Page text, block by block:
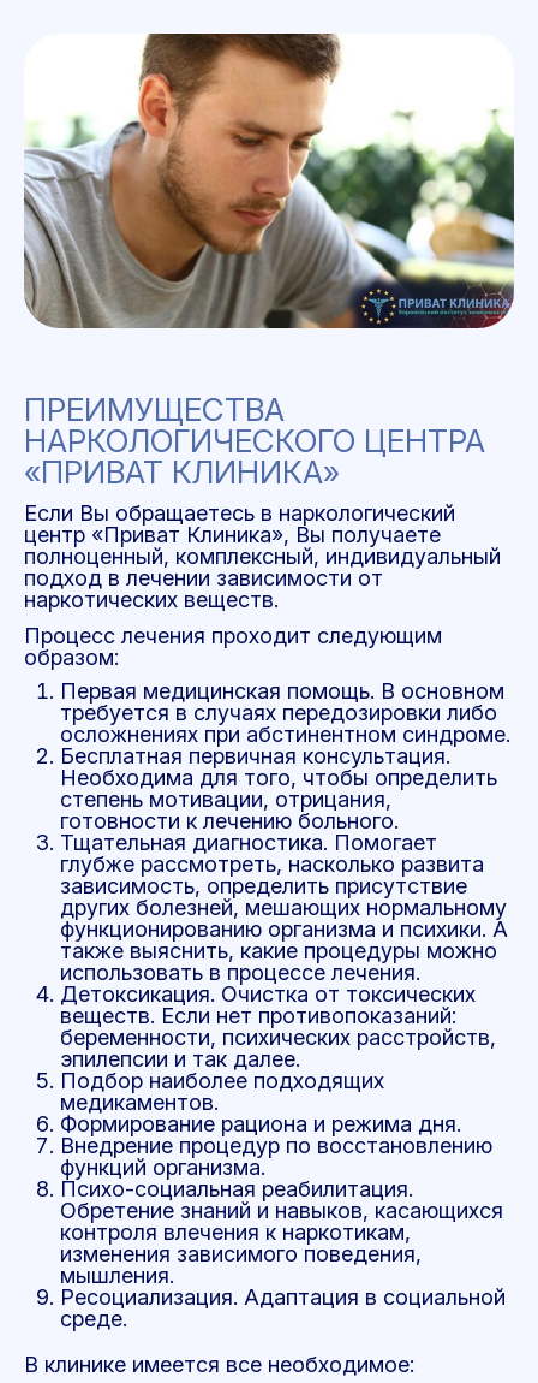
ПРЕИМУЩЕСТВА
НАРКОЛОГИЧЕСКОГО ЦЕНТРА
«ПРИВАТ КЛИНИКА»
Если Вы обращаетесь в наркологический
центр «Приват Клиника», Вы получаете
полноценный, комплексный, индивидуальный
подход в лечении зависимости от
наркотических веществ.
Процесс лечения проходит следующим
образом:
Первая медицинская помощь. В основном
требуется в случаях передозировки либо
осложнениях при абстинентном синдроме.
Бесплатная первичная консультация.
Необходима для того, чтобы определить
степень мотивации, отрицания,
готовности к лечению больного.
Тщательная диагностика. Помогает
глубже рассмотреть, насколько развита
зависимость, определить присутствие
других болезней, мешающих нормальному
функционированию организма и психики. А
также выяснить, какие процедуры можно
использовать в процессе лечения.
Детоксикация. Очистка от токсических
веществ. Если нет противопоказаний:
беременности, психических расстройств,
эпилепсии и так далее.
Подбор наиболее подходящих
медикаментов.
Формирование рациона и режима дня.
Внедрение процедур по восстановлению
функций организма.
Психо-социальная реабилитация.
Обретение знаний и навыков, касающихся
контроля влечения к наркотикам,
изменения зависимого поведения,
мышления.
Ресоциализация. Адаптация в социальной
среде.
В клинике имеется все необходимое: